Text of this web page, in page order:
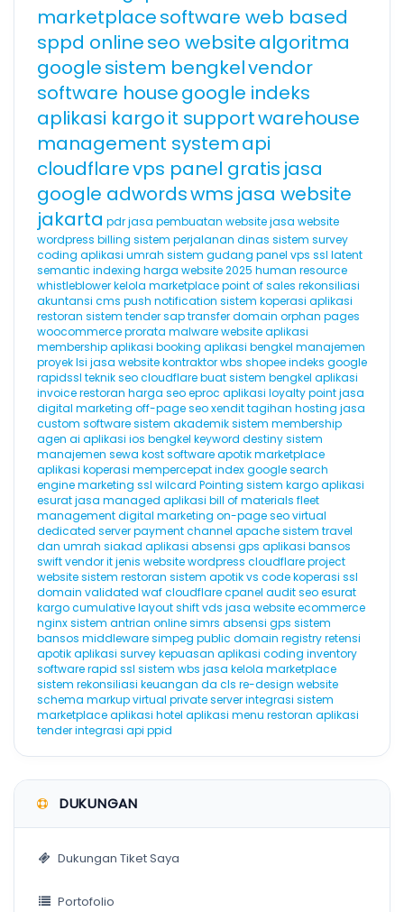
marketplacesoftware web based
sppd onlineseo websitealgoritma
googlesistem bengkelvendor
software housegoogle indeks
aplikasi kargoit supportwarehouse
management systemapi
cloudflarevps panel gratis jasa
google adwordswms jasa website
jakarta pdrjasa pembuatan websitejasa website
wordpress billing sistem perjalanan dinas sistem survey
coding aplikasi umrah sistem gudang panel vps ssl latent
semantic indexing harga website 2025 human resource
whistleblowerkelola marketplacepoint of sales rekonsiliasi
akuntansi cms push notification sistem koperasi aplikasi
restoran sistem tendersaptransfer domain orphan pages
woocommerceprorata malware websiteaplikasi
membershipaplikasi booking aplikasi bengkel manajemen
proyeklsi jasa website kontraktorwbs shopeeindeks google
rapidssl teknik seocloudflarebuat sistem bengkel aplikasi
invoicerestoran harga seoeproc aplikasi loyalty pointjasa
digital marketing off-page seoxendittagihan hosting jasa
custom softwaresistem akademiksistem membership
agen ai aplikasi ios bengkel keyword destinysistem
manajemen sewa kostsoftware apotikmarketplace
aplikasi koperasi mempercepat index googlesearch
engine marketing ssl wilcard Pointing sistem kargoaplikasi
esuratjasa managed aplikasi bill of materials fleet
managementdigital marketing on-page seovirtual
dedicated serverpayment channel apachesistem travel
dan umrah siakad aplikasi absensi gps aplikasi bansos
swiftvendor itjenis websitewordpress cloudflareproject
websitesistem restoran sistem apotikvs codekoperasi ssl
domain validated waf cloudflarecpanel audit seoesurat
kargocumulative layout shiftvds jasa website ecommerce
nginxsistem antrian onlinesimrs absensi gps sistem
bansos middlewaresimpeg public domain registryretensi
apotikaplikasi survey kepuasan aplikasi coding inventory
softwarerapid ssl sistem wbs jasa kelola marketplace
sistem rekonsiliasi keuangan da cls re-design website
schema markupvirtual private serverintegrasi sistem
marketplaceaplikasi hotel aplikasi menu restoran aplikasi
tenderintegrasi api ppid
DUKUNGAN
Dukungan Tiket Saya
Portofolio